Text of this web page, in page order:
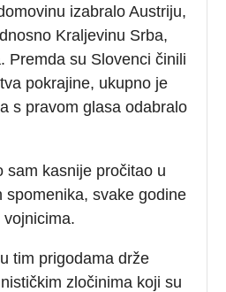
izabralo Austriju,
Kraljevinu Srba,
Premda su Slovenci činili
pokrajine, ukupno je
s pravom glasa odabralo
sam kasnije pročitao u
spomenika, svake godine
tim prigodama drže
zločinima koji su